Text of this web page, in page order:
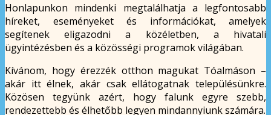
Honlapunkon mindenki megtalálhatja a legfontosabb
híreket, eseményeket és információkat, amelyek
segítenek eligazodni a közéletben, a hivatali
ügyintézésben és a közösségi programok világában.
Kívánom, hogy érezzék otthon magukat Tóalmáson –
akár itt élnek, akár csak ellátogatnak településünkre.
Közösen tegyünk azért, hogy falunk egyre szebb,
rendezettebb és élhetőbb legyen mindannyiunk számára.